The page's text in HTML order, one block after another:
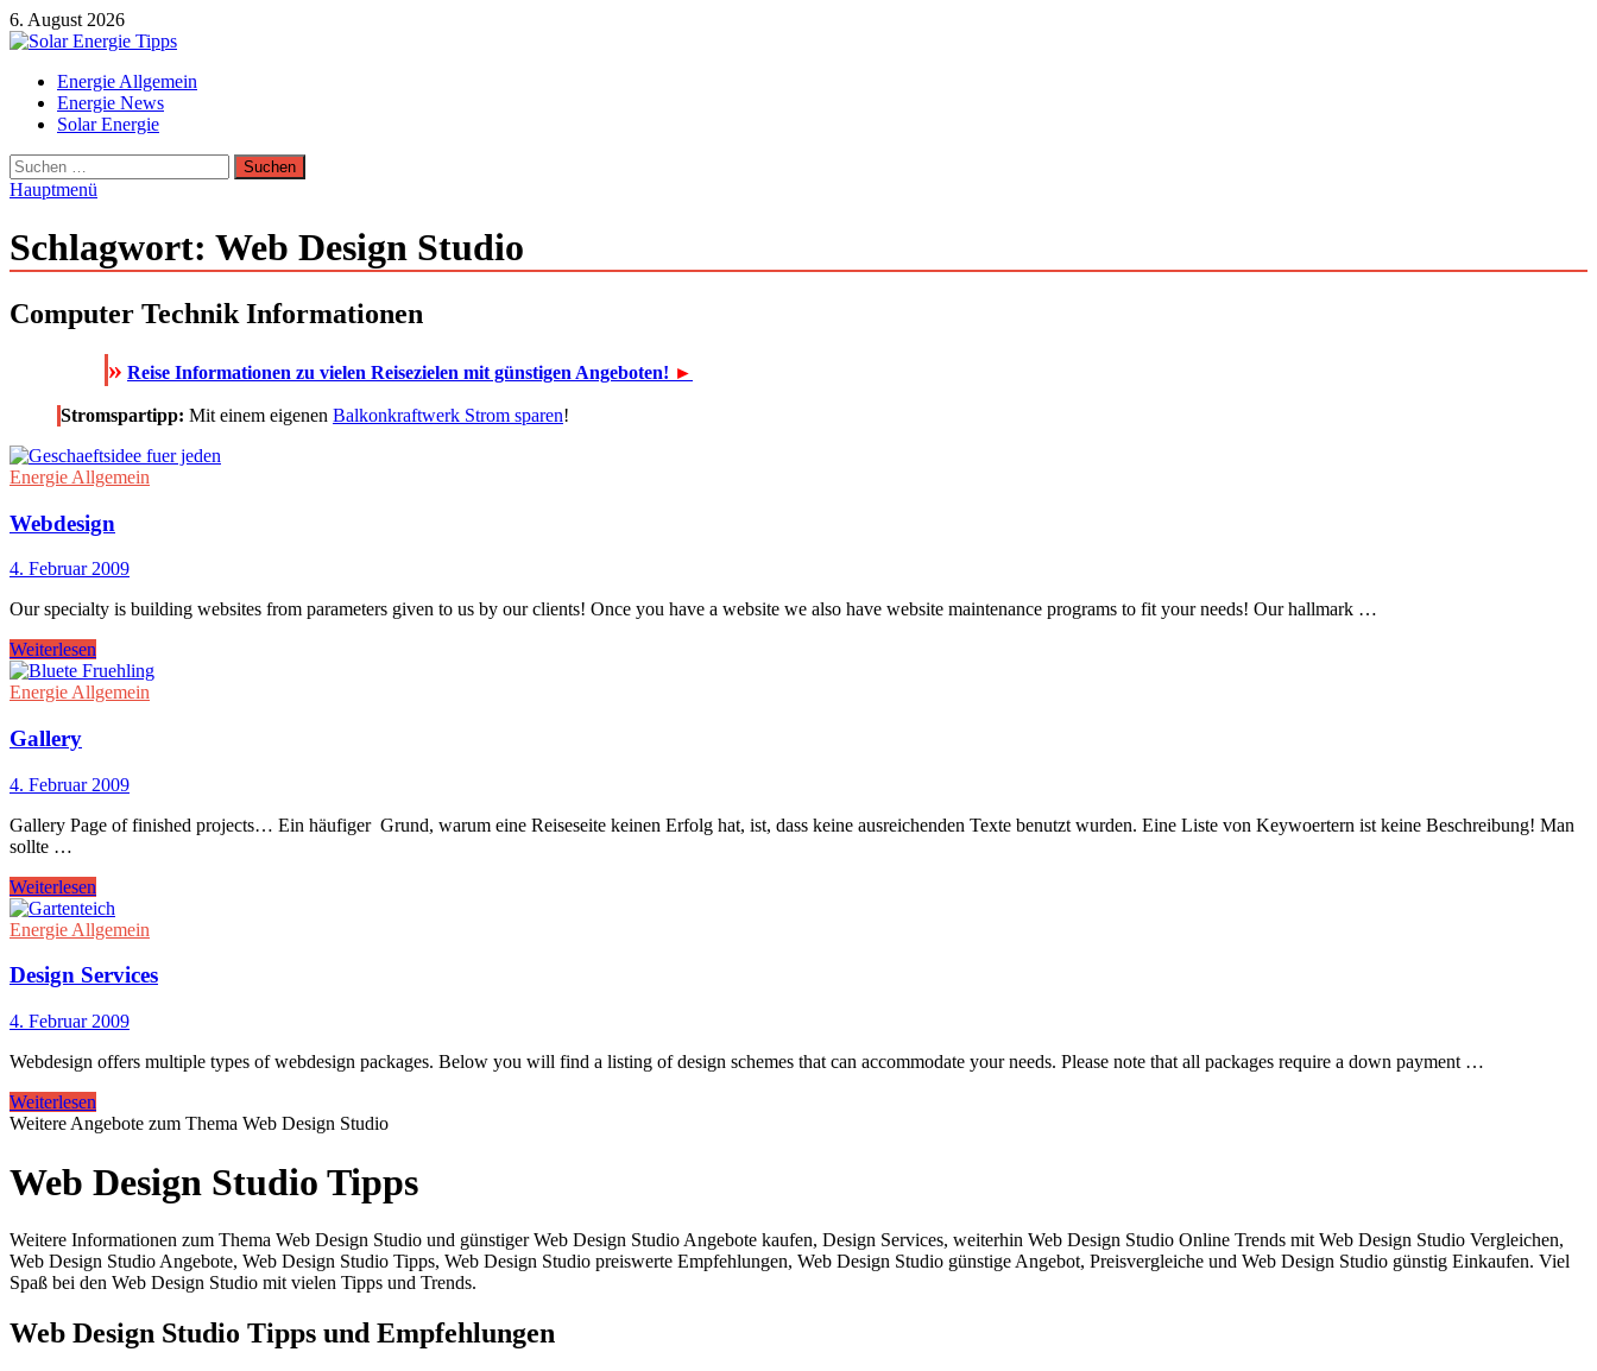
Zum
Inhalt
6. August 2026
Solar Energie Tipps
Solar Energie und Photovoltaik Informationen und Tipps
Energie Allgemein
Energie News
Solar Energie
Suchen
nach:
Hauptmenü
Schlagwort: Web Design Studio
Computer Technik Informationen
» Reise Informationen zu vielen Reisezielen mit günstigen Angeboten! ►
Stromspartipp: Mit einem eigenen Balkonkraftwerk Strom sparen!
Energie Allgemein
Webdesign
4. Februar 2009
Our specialty is building websites from parameters given to us by our clients! Once you have a website we also have website maintenance programs to fit your needs! Our hallmark …
Weiterlesen
Energie Allgemein
Gallery
4. Februar 2009
Gallery Page of finished projects… Ein häufiger Grund, warum eine Reiseseite keinen Erfolg hat, ist, dass keine ausreichenden Texte benutzt wurden. Eine Liste von Keywoertern ist keine Beschreibung! Man
sollte …
Weiterlesen
Energie Allgemein
Design Services
4. Februar 2009
Webdesign offers multiple types of webdesign packages. Below you will find a listing of design schemes that can accommodate your needs. Please note that all packages require a down payment …
Weiterlesen
Weitere Angebote zum Thema Web Design Studio
Web Design Studio Tipps
Weitere Informationen zum Thema Web Design Studio und günstiger Web Design Studio Angebote kaufen, Design Services, weiterhin Web Design Studio Online Trends mit Web Design Studio Vergleichen,
Web Design Studio Angebote, Web Design Studio Tipps, Web Design Studio preiswerte Empfehlungen, Web Design Studio günstige Angebot, Preisvergleiche und Web Design Studio günstig Einkaufen. Viel
Spaß bei den Web Design Studio mit vielen Tipps und Trends.
Web Design Studio Tipps und Empfehlungen